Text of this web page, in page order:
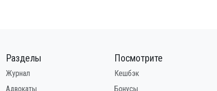
Разделы
Журнал
Адвокаты
Посмотрите
Кешбэк
Бонусы